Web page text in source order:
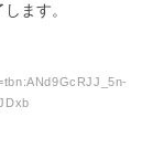
ます。